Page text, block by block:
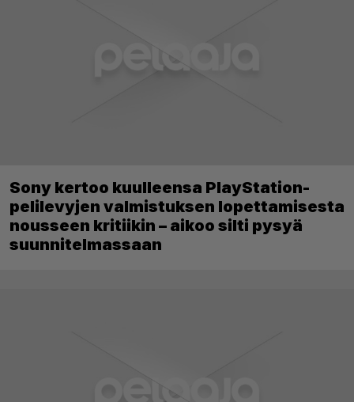
Sony kertoo kuulleensa PlayStation-
pelilevyjen valmistuksen lopettamisesta
nousseen kritiikin – aikoo silti pysyä
suunnitelmassaan